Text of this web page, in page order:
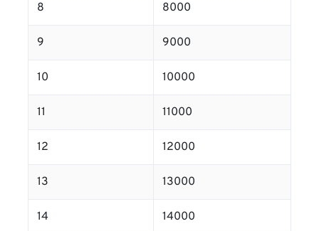
8 8000
9 9000
10 10000
11 11000
12 12000
13 13000
14 14000